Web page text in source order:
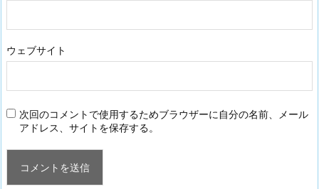
ウェブサイト
次回のコメントで使用するためブラウザーに自分の名前、メール
アドレス、サイトを保存する。